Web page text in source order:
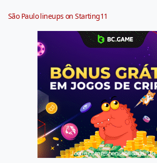
São Paulo lineups on Starting11
Jogue com responsabilidade. 18+